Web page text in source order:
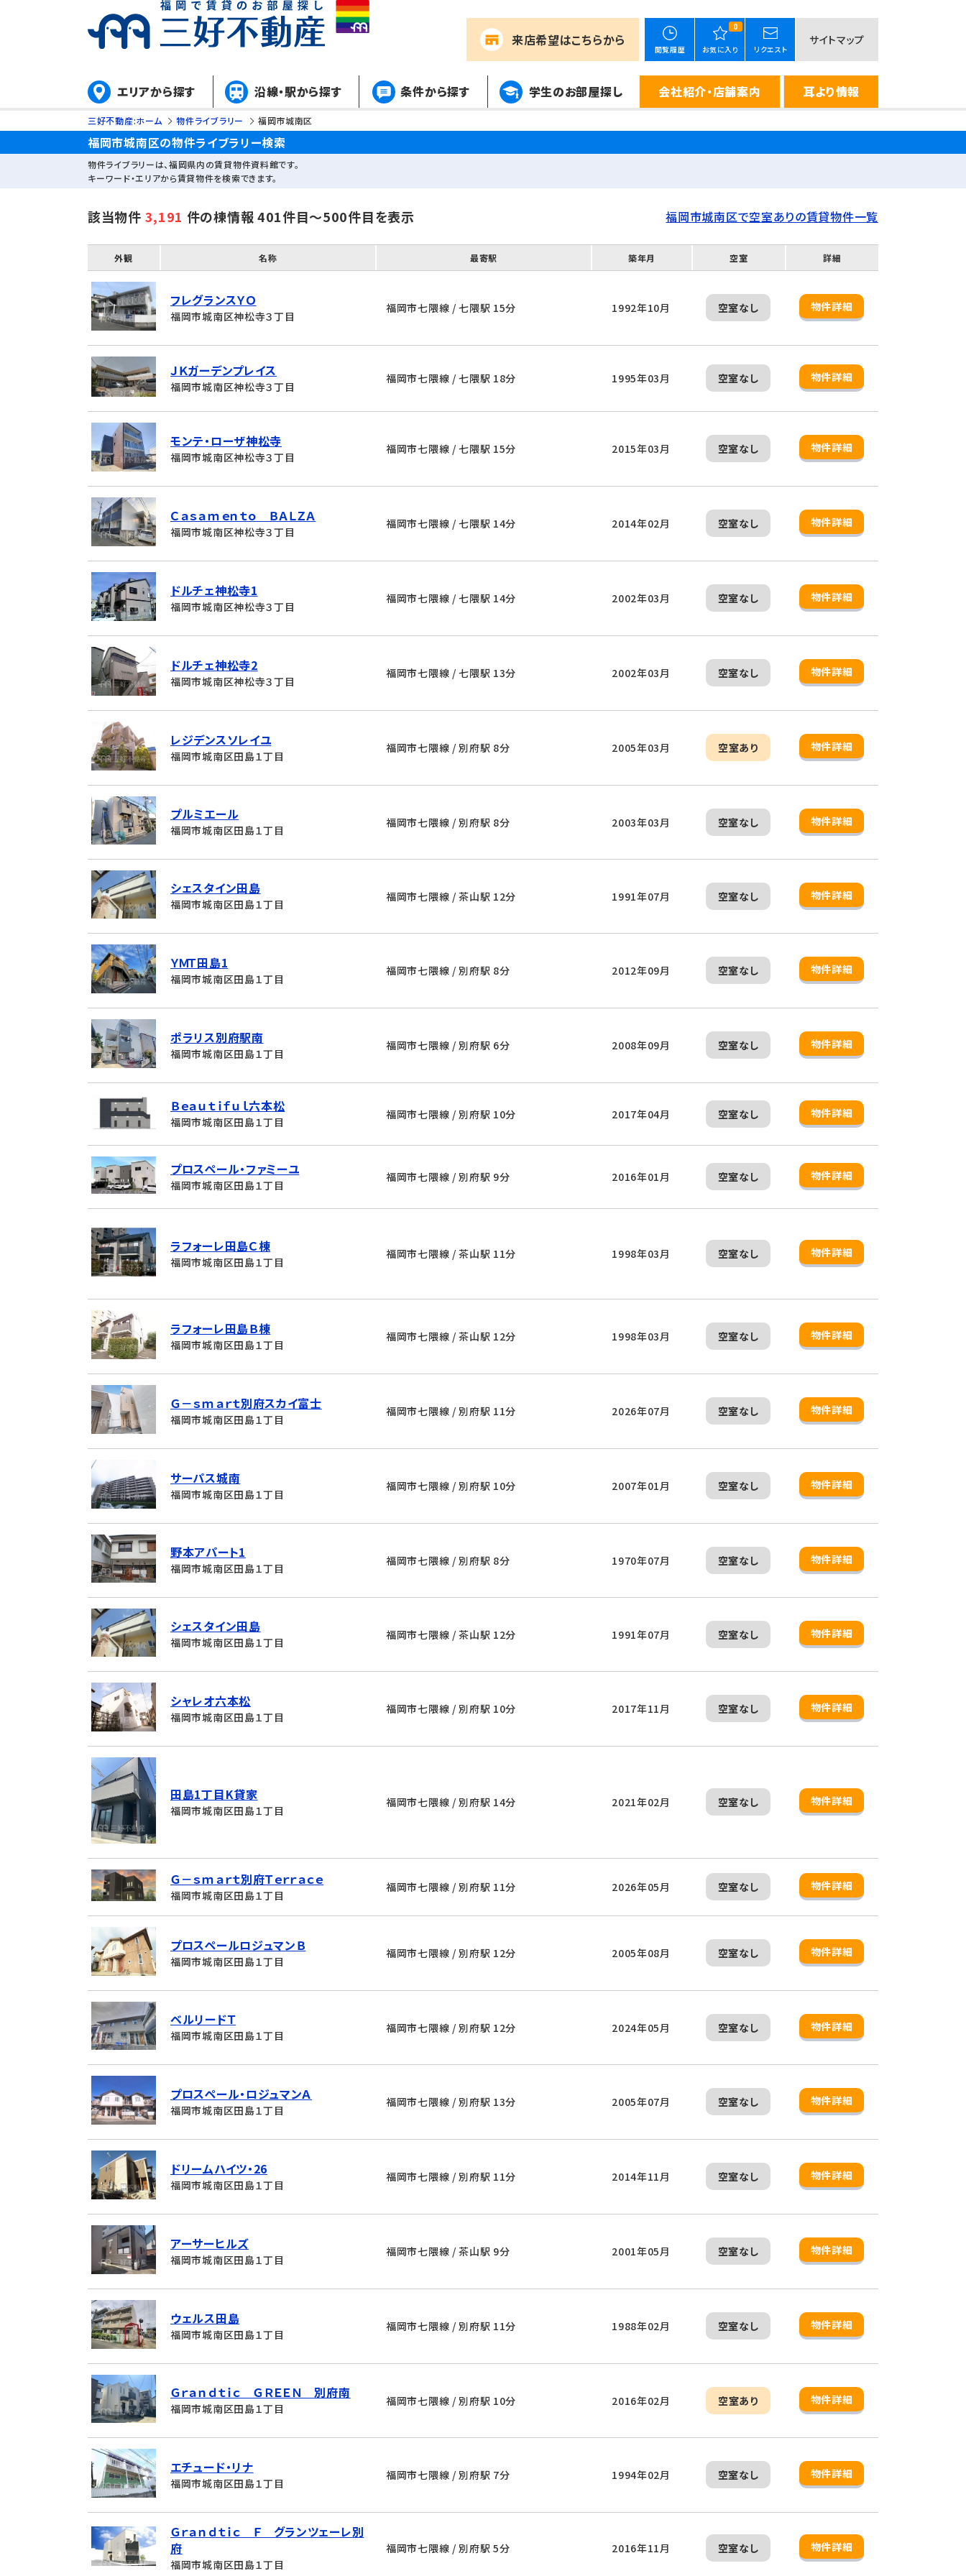
来店希望はこちらから
閲覧履歴
0
お気に入り リクエスト
サイトマップ
エリアから探す 沿線・駅から探す 条件から探す 学生のお部屋探し 会社紹介・店舗案内 耳より情報
三好不動産:ホーム 物件ライブラリー 福岡市城南区
福岡市城南区の物件ライブラリー検索
物件ライブラリーは、福岡県内の賃貸物件資料館です。
キーワード・エリアから賃貸物件を検索できます。
該当物件 3,191 件の棟情報 401件目～500件目を表示 福岡市城南区で空室ありの賃貸物件一覧
外観 名称 最寄駅 築年月 空室 詳細
フレグランスＹＯ
福岡市城南区神松寺３丁目
福岡市七隈線 / 七隈駅 15分 1992年10月 空室なし 物件詳細
ＪＫガーデンプレイス
福岡市城南区神松寺３丁目
福岡市七隈線 / 七隈駅 18分 1995年03月 空室なし 物件詳細
モンテ・ローザ神松寺
福岡市城南区神松寺３丁目
福岡市七隈線 / 七隈駅 15分 2015年03月 空室なし 物件詳細
Ｃａｓａｍｅｎｔｏ ＢＡＬＺＡ
福岡市城南区神松寺３丁目
福岡市七隈線 / 七隈駅 14分 2014年02月 空室なし 物件詳細
ドルチェ神松寺1
福岡市城南区神松寺３丁目
福岡市七隈線 / 七隈駅 14分 2002年03月 空室なし 物件詳細
ドルチェ神松寺2
福岡市城南区神松寺３丁目
福岡市七隈線 / 七隈駅 13分 2002年03月 空室なし 物件詳細
レジデンスソレイユ
福岡市城南区田島１丁目
福岡市七隈線 / 別府駅 8分 2005年03月 空室あり 物件詳細
プルミエール
福岡市城南区田島１丁目
福岡市七隈線 / 別府駅 8分 2003年03月 空室なし 物件詳細
シェスタイン田島
福岡市城南区田島１丁目
福岡市七隈線 / 茶山駅 12分 1991年07月 空室なし 物件詳細
ＹＭＴ田島1
福岡市城南区田島１丁目
福岡市七隈線 / 別府駅 8分 2012年09月 空室なし 物件詳細
ポラリス別府駅南
福岡市城南区田島１丁目
福岡市七隈線 / 別府駅 6分 2008年09月 空室なし 物件詳細
Ｂｅａｕｔｉｆｕｌ六本松
福岡市城南区田島１丁目
福岡市七隈線 / 別府駅 10分 2017年04月 空室なし 物件詳細
プロスペール・ファミーユ
福岡市城南区田島１丁目
福岡市七隈線 / 別府駅 9分 2016年01月 空室なし 物件詳細
ラフォーレ田島Ｃ棟
福岡市城南区田島１丁目
福岡市七隈線 / 茶山駅 11分 1998年03月 空室なし 物件詳細
ラフォーレ田島Ｂ棟
福岡市城南区田島１丁目
福岡市七隈線 / 茶山駅 12分 1998年03月 空室なし 物件詳細
Ｇ－ｓｍａｒｔ別府スカイ富士
福岡市城南区田島１丁目
福岡市七隈線 / 別府駅 11分 2026年07月 空室なし 物件詳細
サーパス城南
福岡市城南区田島１丁目
福岡市七隈線 / 別府駅 10分 2007年01月 空室なし 物件詳細
野本アパート1
福岡市城南区田島１丁目
福岡市七隈線 / 別府駅 8分 1970年07月 空室なし 物件詳細
シェスタイン田島
福岡市城南区田島１丁目
福岡市七隈線 / 茶山駅 12分 1991年07月 空室なし 物件詳細
シャレオ六本松
福岡市城南区田島１丁目
福岡市七隈線 / 別府駅 10分 2017年11月 空室なし 物件詳細
田島1丁目K貸家
福岡市城南区田島１丁目
福岡市七隈線 / 別府駅 14分 2021年02月 空室なし 物件詳細
Ｇ－ｓｍａｒｔ別府Ｔｅｒｒａｃｅ
福岡市城南区田島１丁目
福岡市七隈線 / 別府駅 11分 2026年05月 空室なし 物件詳細
プロスペールロジュマンＢ
福岡市城南区田島１丁目
福岡市七隈線 / 別府駅 12分 2005年08月 空室なし 物件詳細
ベルリードＴ
福岡市城南区田島１丁目
福岡市七隈線 / 別府駅 12分 2024年05月 空室なし 物件詳細
プロスペール・ロジュマンＡ
福岡市城南区田島１丁目
福岡市七隈線 / 別府駅 13分 2005年07月 空室なし 物件詳細
ドリームハイツ・26
福岡市城南区田島１丁目
福岡市七隈線 / 別府駅 11分 2014年11月 空室なし 物件詳細
アーサーヒルズ
福岡市城南区田島１丁目
福岡市七隈線 / 茶山駅 9分 2001年05月 空室なし 物件詳細
ウェルス田島
福岡市城南区田島１丁目
福岡市七隈線 / 別府駅 11分 1988年02月 空室なし 物件詳細
Ｇｒａｎｄｔｉｃ ＧＲＥＥＮ 別府南
福岡市城南区田島１丁目
福岡市七隈線 / 別府駅 10分 2016年02月 空室あり 物件詳細
エチュード・リナ
福岡市城南区田島１丁目
福岡市七隈線 / 別府駅 7分 1994年02月 空室なし 物件詳細
Ｇｒａｎｄｔｉｃ Ｆ グランツェーレ別
府
福岡市城南区田島１丁目
福岡市七隈線 / 別府駅 5分 2016年11月 空室なし 物件詳細